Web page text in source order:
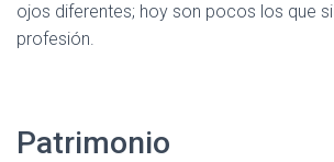
ojos diferentes; hoy son pocos los que
profesión.
Patrimonio